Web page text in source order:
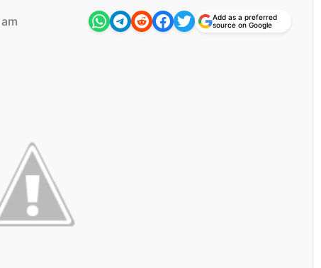
Add as a preferred
source on Google